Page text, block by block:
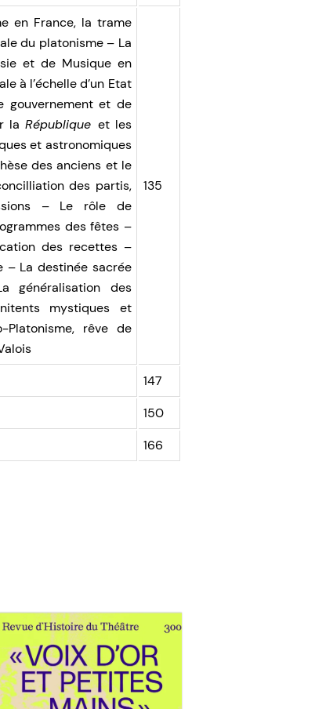
en France, la trame
du platonisme – La
et de Musique en
à l’échelle d’un Etat
gouvernement et de
laRépublique et les
et astronomiques
des anciens et le
des partis,
– Le rôle de
des fêtes –
des recettes –
– La destinée sacrée
généralisation des
mystiques et
rêve de
135
147
150
166